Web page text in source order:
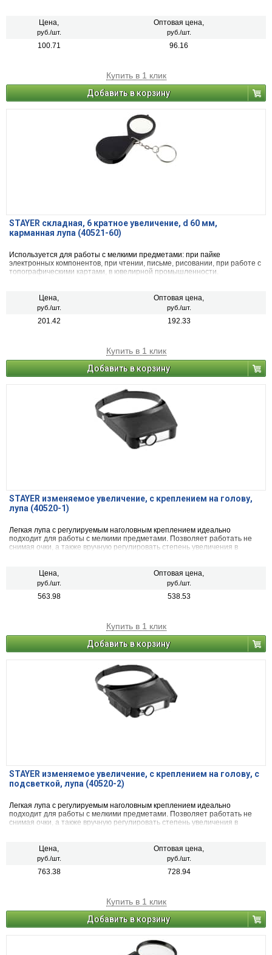
Цена,
руб./шт.
Оптовая цена,
руб./шт.
100.71 96.16
Купить в 1 клик
Добавить в корзину
STAYER складная, 6 кратное увеличение, d 60 мм,
карманная лупа (40521-60)
Используется для работы с мелкими предметами: при пайке
электронных компонентов, при чтении, письме, рисовании, при работе с
топографическими картами, в ювелирной промышленности.
Цена,
руб./шт.
Оптовая цена,
руб./шт.
201.42 192.33
Купить в 1 клик
Добавить в корзину
STAYER изменяемое увеличение, с креплением на голову,
лупа (40520-1)
Легкая лупа с регулируемым наголовным креплением идеально
подходит для работы с мелкими предметами. Позволяет работать не
снимая очки, а также вручную регулировать степень увеличения в
Цена,
руб./шт.
Оптовая цена,
руб./шт.
563.98 538.53
Купить в 1 клик
Добавить в корзину
STAYER изменяемое увеличение, с креплением на голову, с
подсветкой, лупа (40520-2)
Легкая лупа с регулируемым наголовным креплением идеально
подходит для работы с мелкими предметами. Позволяет работать не
снимая очки, а также вручную регулировать степень увеличения в
Цена,
руб./шт.
Оптовая цена,
руб./шт.
763.38 728.94
Купить в 1 клик
Добавить в корзину